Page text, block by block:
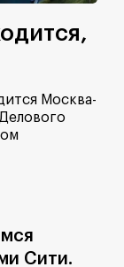
Москва-
Сити.